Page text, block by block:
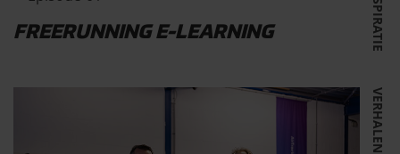
INSPIRATIE
FREERUNNING E-LEARNING
VERHALEN